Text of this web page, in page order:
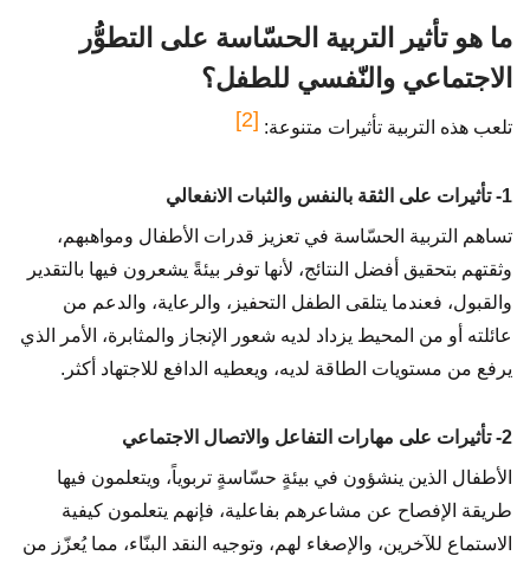
ما هو تأثير التربية الحسّاسة على التطوُّر
الاجتماعي والنّفسي للطفل؟
تلعب هذه التربية تأثيرات متنوعة: [2]
1- تأثيرات على الثقة بالنفس والثبات الانفعالي
تساهم التربية الحسّاسة في تعزيز قدرات الأطفال ومواهبهم،
وثقتهم بتحقيق أفضل النتائج، لأنها توفر بيئةً يشعرون فيها بالتقدير
والقبول، فعندما يتلقى الطفل التحفيز، والرعاية، والدعم من
عائلته أو من المحيط يزداد لديه شعور الإنجاز والمثابرة، الأمر الذي
يرفع من مستويات الطاقة لديه، ويعطيه الدافع للاجتهاد أكثر.
2- تأثيرات على مهارات التفاعل والاتصال الاجتماعي
الأطفال الذين ينشؤون في بيئةٍ حسّاسةٍ تربوياً، ويتعلمون فيها
طريقة الإفصاح عن مشاعرهم بفاعلية، فإنهم يتعلمون كيفية
الاستماع للآخرين، والإصغاء لهم، وتوجيه النقد البنّاء، مما يُعزّز من